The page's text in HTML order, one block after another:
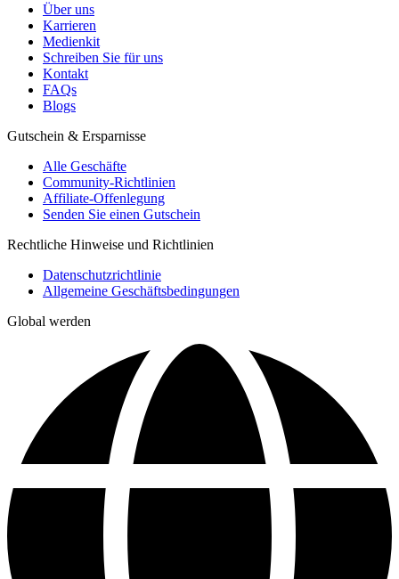
Über uns
Karrieren
Medienkit
Schreiben Sie für uns
Kontakt
FAQs
Blogs
Gutschein & Ersparnisse
Alle Geschäfte
Community-Richtlinien
Affiliate-Offenlegung
Senden Sie einen Gutschein
Rechtliche Hinweise und Richtlinien
Datenschutzrichtlinie
Allgemeine Geschäftsbedingungen
Global werden